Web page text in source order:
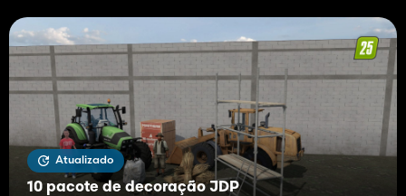
Atualizado
10 pacote de decoração JDP